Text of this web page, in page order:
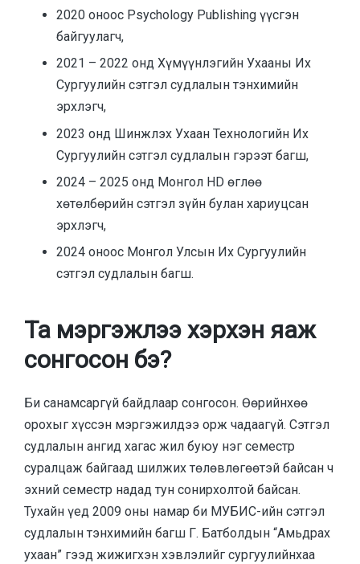
2020 оноос Psychology Publishing үүсгэн
байгуулагч,
2021 – 2022 онд Хүмүүнлэгийн Ухааны Их
Сургуулийн сэтгэл судлалын тэнхимийн
эрхлэгч,
2023 онд Шинжлэх Ухаан Технологийн Их
Сургуулийн сэтгэл судлалын гэрээт багш,
2024 – 2025 онд Монгол HD өглөө
хөтөлбөрийн сэтгэл зүйн булан хариуцсан
эрхлэгч,
2024 оноос Монгол Улсын Их Сургуулийн
сэтгэл судлалын багш.
Та мэргэжлээ хэрхэн яаж
сонгосон бэ?
Би санамсаргүй байдлаар сонгосон. Өөрийнхөө
орохыг хүссэн мэргэжилдээ орж чадаагүй. Сэтгэл
судлалын ангид хагас жил буюу нэг семестр
суралцаж байгаад шилжих төлөвлөгөөтэй байсан ч
эхний семестр надад тун сонирхолтой байсан.
Тухайн үед 2009 оны намар би МУБИС-ийн сэтгэл
судлалын тэнхимийн багш Г. Батболдын “Амьдрах
ухаан” гээд жижигхэн хэвлэлийг сургуулийнхаа